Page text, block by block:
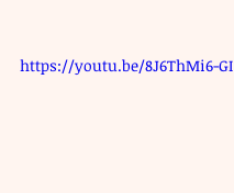
https://youtu.be/8J6ThMi6-GI